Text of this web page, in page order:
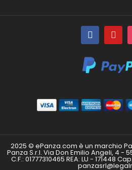
2025 © ePanza.com è un marchio
Panza S.r.l. Via Don Emilio Angeli, 4 -
C.F.: 01777310465 REA: LU - 171448